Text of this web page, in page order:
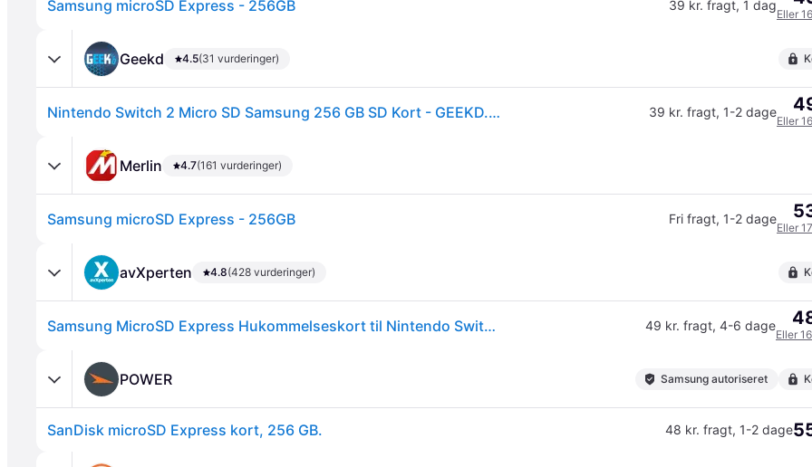
Samsung microSD Express - 256GB 39 kr. fragt, 1 dag
Eller
Geekd 4.5(31 vurderinger)
Nintendo Switch 2 Micro SD Samsung 256 GB SD Kort - GEEKD.dk - Forventet levering: 1-2 hverdage 39 kr. fragt, 1-2 dage
Eller
Merlin 4.7(161 vurderinger)
Samsung microSD Express - 256GB Fri fragt, 1-2 dage
Eller
avXperten 4.8(428 vurderinger)
Samsung MicroSD Express Hukommelseskort til Nintendo Switch 2 - 256GB 49 kr. fragt, 4-6 dage
Eller
POWER Samsung autoriseret
SanDisk microSD Express kort, 256 GB. 48 kr. fragt, 1-2 dage